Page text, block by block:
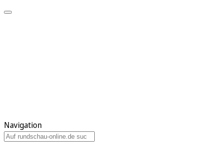
Navigation